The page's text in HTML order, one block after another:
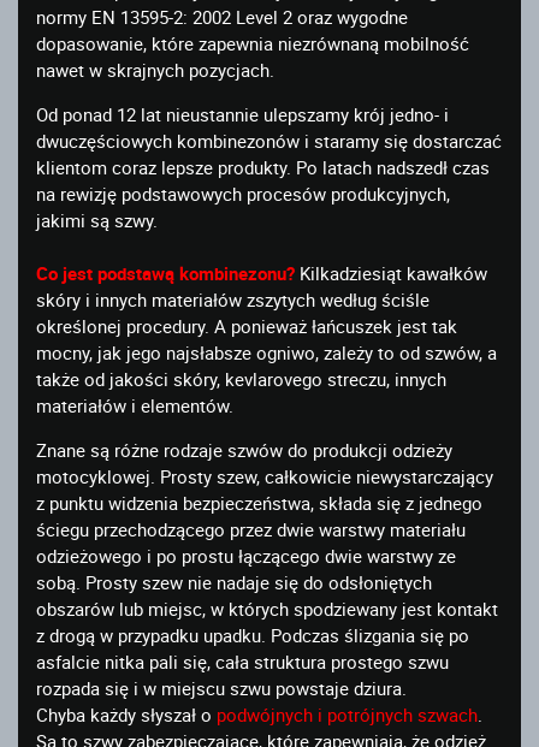
normy EN 13595-2: 2002 Level 2 oraz wygodne
dopasowanie, które zapewnia niezrównaną mobilność
nawet w skrajnych pozycjach.
Od ponad 12 lat nieustannie ulepszamy krój jedno- i
dwuczęściowych kombinezonów i staramy się dostarczać
klientom coraz lepsze produkty. Po latach nadszedł czas
na rewizję podstawowych procesów produkcyjnych,
jakimi są szwy.
Co jest podstawą kombinezonu? Kilkadziesiąt kawałków
skóry i innych materiałów zszytych według ściśle
określonej procedury. A ponieważ łańcuszek jest tak
mocny, jak jego najsłabsze ogniwo, zależy to od szwów, a
także od jakości skóry, kevlarovego streczu, innych
materiałów i elementów.
Znane są różne rodzaje szwów do produkcji odzieży
motocyklowej. Prosty szew, całkowicie niewystarczający
z punktu widzenia bezpieczeństwa, składa się z jednego
ściegu przechodzącego przez dwie warstwy materiału
odzieżowego i po prostu łączącego dwie warstwy ze
sobą. Prosty szew nie nadaje się do odsłoniętych
obszarów lub miejsc, w których spodziewany jest kontakt
z drogą w przypadku upadku. Podczas ślizgania się po
asfalcie nitka pali się, cała struktura prostego szwu
rozpada się i w miejscu szwu powstaje dziura.
Chyba każdy słyszał o podwójnych i potrójnych szwach.
Są to szwy zabezpieczające, które zapewniają, że odzież